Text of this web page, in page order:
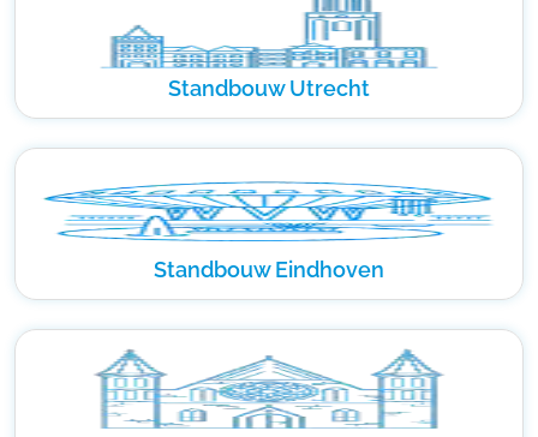
Standbouw Utrecht
Standbouw Eindhoven